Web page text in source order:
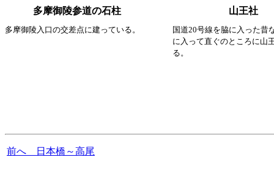
多摩御陵参道の石柱 山王社
多摩御陵入口の交差点に建っている。
国道20号線を脇に入った昔
に入って直ぐのところに山
る。
前へ 日本橋～高尾